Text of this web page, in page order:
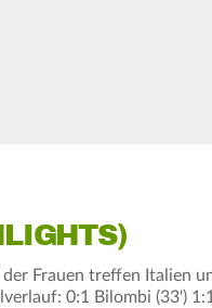
Frauen treffen Italien
0:1 Bilombi (33')